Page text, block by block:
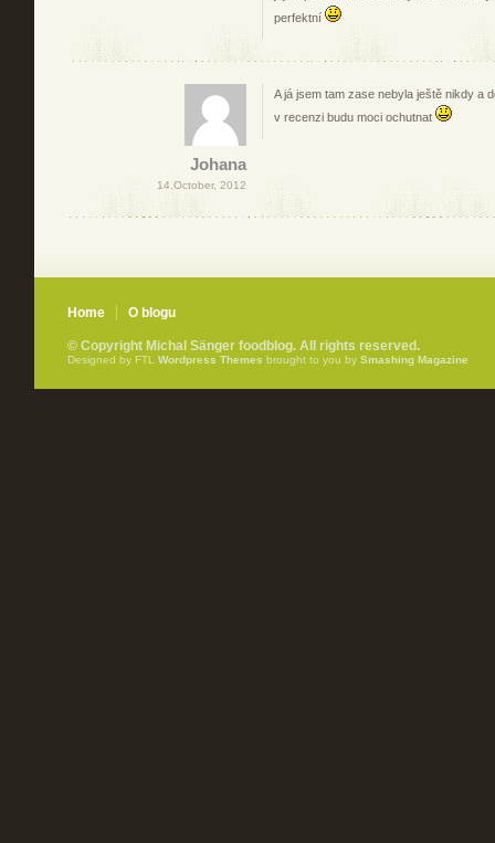
perfektní
Johana
14.October, 2012
A já jsem tam zase nebyla ještě nikdy a
v recenzi budu moci ochutnat
Home O blogu
© Copyright Michal Sänger foodblog. All rights reserved.
Designed by FTL Wordpress Themes brought to you by Smashing Magazine